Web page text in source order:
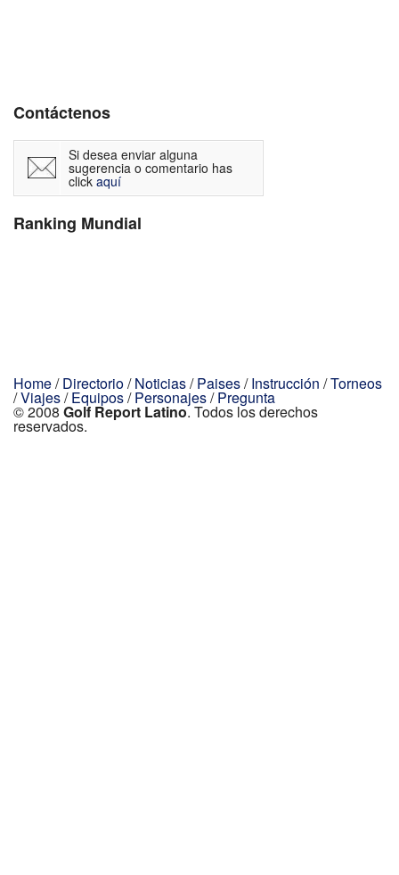
Contáctenos
Si desea enviar alguna
sugerencia o comentario has
click aquí
Ranking Mundial
Home/Directorio/Noticias/Paises/Instrucción /Torneos
/Viajes/Equipos/Personajes/Pregunta
© 2008 Golf Report Latino. Todos los derechos
reservados.